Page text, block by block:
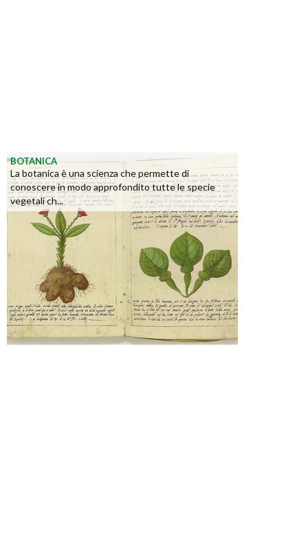
BOTANICA
La botanica è una scienza che permette di
conoscere in modo approfondito tutte le specie
vegetali ch...